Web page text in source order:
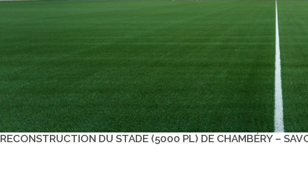
RECONSTRUCTION DU STADE (5000 PL) DE CHAMBÉRY –